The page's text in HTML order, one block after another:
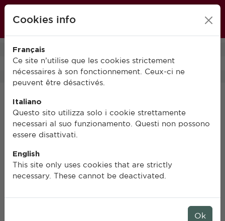
Cookies info
Français
Ce site n’utilise que les cookies strictement
nécessaires à son fonctionnement. Ceux-ci ne
peuvent être désactivés.
Italiano
Questo sito utilizza solo i cookie strettamente
necessari al suo funzionamento. Questi non possono
essere disattivati.
English
This site only uses cookies that are strictly
necessary. These cannot be deactivated.
Ok